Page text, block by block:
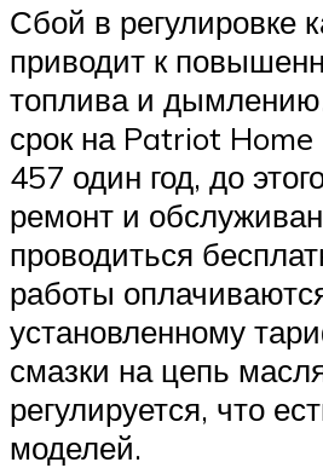
Сбой в регулировке
приводит к
топлива и
срок на Patriot
457 один год, до
ремонт и
проводиться
работы
установленному
смазки на цепь
регулируется, что
моделей.